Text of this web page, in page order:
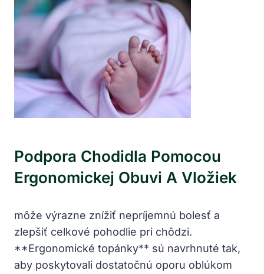
Podpora Chodidla Pomocou
Ergonomickej Obuvi A Vložiek
môže výrazne znížiť nepríjemnú bolesť a
zlepšiť celkové pohodlie pri chôdzi.
**Ergonomické topánky** sú navrhnuté tak,
aby poskytovali dostatočnú oporu oblúkom